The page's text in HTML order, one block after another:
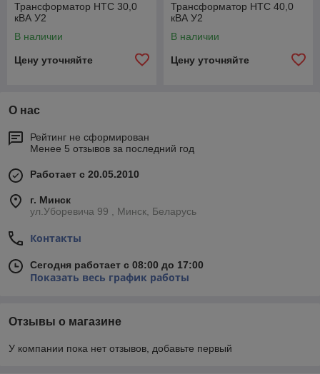
Трансформатор НТС 30,0
кВА У2
В наличии
Цену уточняйте
Трансформатор НТС 40,0
кВА У2
В наличии
Цену уточняйте
О нас
Рейтинг не сформирован
Менее 5 отзывов за последний год
Работает с 20.05.2010
г. Минск
ул.Уборевича 99 , Минск, Беларусь
Контакты
Сегодня работает с 08:00 до 17:00
Показать весь график работы
Отзывы о магазине
У компании пока нет отзывов, добавьте первый